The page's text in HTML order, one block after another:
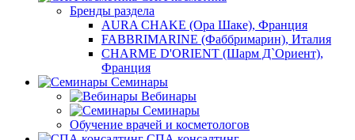
Бренды раздела
AURA CHAKE (Ора Шаке), Франция
FABBRIMARINE (Фаббримарин), Италия
CHARME D'ORIENT (Шарм Д`Ориент),
Франция
Семинары
Вебинары
Семинары
Обучение врачей и косметологов